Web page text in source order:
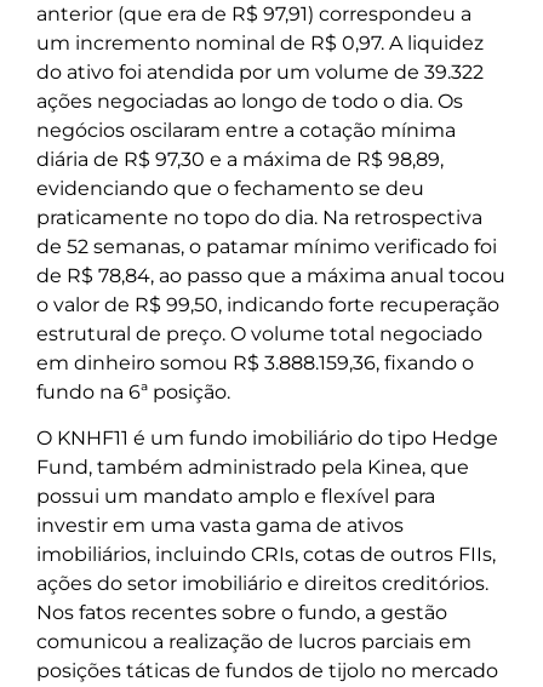
anterior (que era de R$ 97,91) correspondeu a
um incremento nominal de R$ 0,97. A liquidez
do ativo foi atendida por um volume de 39.322
ações negociadas ao longo de todo o dia. Os
negócios oscilaram entre a cotação mínima
diária de R$ 97,30 e a máxima de R$ 98,89,
evidenciando que o fechamento se deu
praticamente no topo do dia. Na retrospectiva
de 52 semanas, o patamar mínimo verificado foi
de R$ 78,84, ao passo que a máxima anual tocou
o valor de R$ 99,50, indicando forte recuperação
estrutural de preço. O volume total negociado
em dinheiro somou R$ 3.888.159,36, fixando o
fundo na 6ª posição.
O KNHF11 é um fundo imobiliário do tipo Hedge
Fund, também administrado pela Kinea, que
possui um mandato amplo e flexível para
investir em uma vasta gama de ativos
imobiliários, incluindo CRIs, cotas de outros FIIs,
ações do setor imobiliário e direitos creditórios.
Nos fatos recentes sobre o fundo, a gestão
comunicou a realização de lucros parciais em
posições táticas de fundos de tijolo no mercado